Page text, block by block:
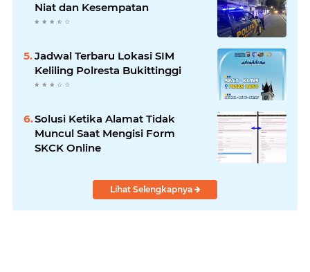
Niat dan Kesempatan
Jadwal Terbaru Lokasi SIM
Keliling Polresta Bukittinggi
Solusi Ketika Alamat Tidak
Muncul Saat Mengisi Form
SKCK Online
Lihat Selengkapnya